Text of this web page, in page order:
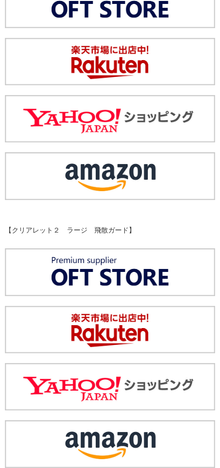
【クリアレット２ ラージ 飛散ガード】